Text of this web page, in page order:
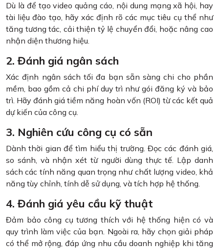
Dù là để tạo video quảng cáo, nội dung mạng xã hội, hay
tài liệu đào tạo, hãy xác định rõ các mục tiêu cụ thể như
tăng tương tác, cải thiện tỷ lệ chuyển đổi, hoặc nâng cao
nhận diện thương hiệu.
2. Đánh giá ngân sách
Xác định ngân sách tối đa bạn sẵn sàng chi cho phần
mềm, bao gồm cả chi phí duy trì như gói đăng ký và bảo
trì. Hãy đánh giá tiềm năng hoàn vốn (ROI) từ các kết quả
dự kiến của công cụ.
3. Nghiên cứu công cụ có sẵn
Dành thời gian để tìm hiểu thị trường. Đọc các đánh giá,
so sánh, và nhận xét từ người dùng thực tế. Lập danh
sách các tính năng quan trọng như chất lượng video, khả
năng tùy chỉnh, tính dễ sử dụng, và tích hợp hệ thống.
4. Đánh giá yêu cầu kỹ thuật
Đảm bảo công cụ tương thích với hệ thống hiện có và
quy trình làm việc của bạn. Ngoài ra, hãy chọn giải pháp
có thể mở rộng, đáp ứng nhu cầu doanh nghiệp khi tăng